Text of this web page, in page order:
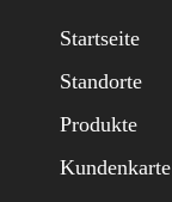
Startseite
Standorte
Produkte
Kundenkarte